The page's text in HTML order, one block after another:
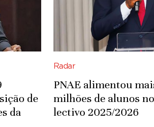
de
da
Radar
PNAE alimentou
milhões de alunos
lectivo 2025/2026